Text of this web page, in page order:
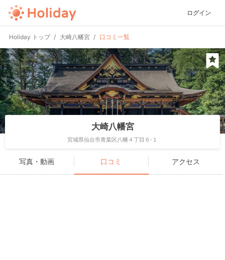
ログイン
Holiday トップ 大崎八幡宮 口コミ一覧
大崎八幡宮
宮城県仙台市青葉区八幡４丁目６-１
写真・動画 口コミ アクセス